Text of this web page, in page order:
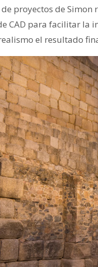
proyectos de
CAD para facilitar la
el resultado